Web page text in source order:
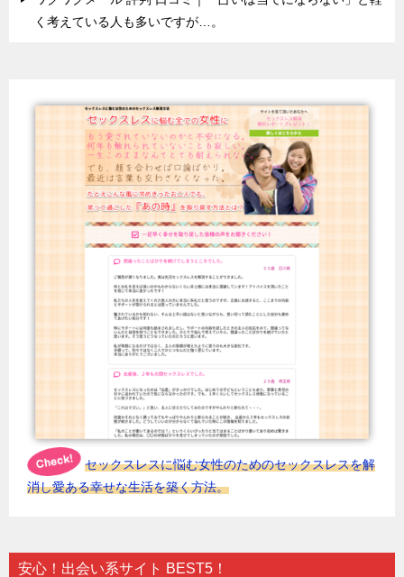
く考えている人も多いですが…。
セックスレスに悩む女性のためのセックスレスを解
消し愛ある幸せな生活を築く方法。
安心！出会い系サイト BEST5！